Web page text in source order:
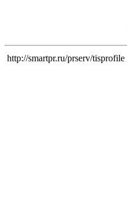
http://smartpr.ru/prserv/tisprofile